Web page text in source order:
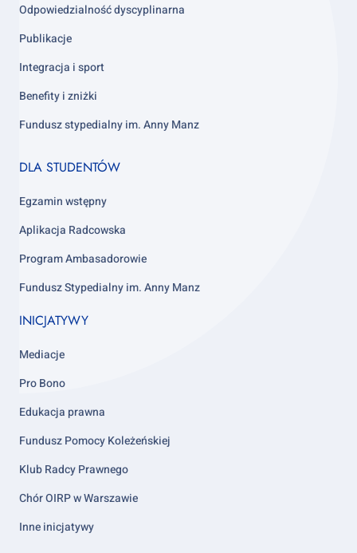
Odpowiedzialność dyscyplinarna
Publikacje
Integracja i sport
Benefity i zniżki
Fundusz stypedialny im. Anny Manz
Footer
4
DLA STUDENTÓW
Egzamin wstępny
Aplikacja Radcowska
Program Ambasadorowie
Fundusz Stypedialny im. Anny Manz
INICJATYWY
Mediacje
Pro Bono
Edukacja prawna
Fundusz Pomocy Koleżeńskiej
Klub Radcy Prawnego
Chór OIRP w Warszawie
Inne inicjatywy